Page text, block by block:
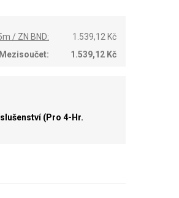
/ ZN BND:
1.539,12 Kč
Mezisoučet:
1.539,12 Kč
(pro 4-Hr.